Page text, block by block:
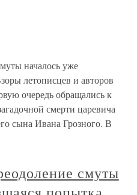
началось уже
летописцев и авторов
очередь обращались к
смерти царевича
сына Ивана Грозного. В
смуты